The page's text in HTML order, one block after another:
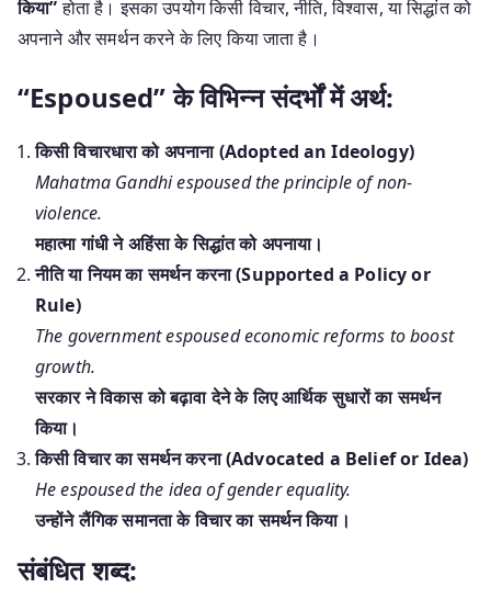
किया”होता है। इसका उपयोग किसी विचार, नीति, विश्वास, या सिद्धांत को
अपनाने और समर्थन करने के लिए किया जाता है।
“Espoused” के विभिन्न संदर्भों में अर्थ:
किसी विचारधारा को अपनाना (Adopted an Ideology)
Mahatma Gandhi espoused the principle of non-
violence.
महात्मा गांधी ने अहिंसा के सिद्धांत को अपनाया।
नीति या नियम का समर्थन करना (Supported a Policy or
Rule)
The government espoused economic reforms to boost
growth.
सरकार ने विकास को बढ़ावा देने के लिए आर्थिक सुधारों का समर्थन
किया।
किसी विचार का समर्थन करना (Advocated a Belief or Idea)
He espoused the idea of gender equality.
उन्होंने लैंगिक समानता के विचार का समर्थन किया।
संबंधित शब्द: